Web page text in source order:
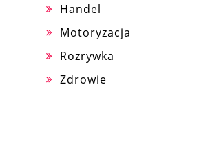
Handel
Motoryzacja
Rozrywka
Zdrowie